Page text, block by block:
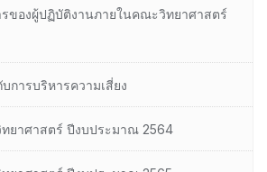
ของผู้ปฏิบัติงานภายในคณะวิทยาศาสตร์
การบริหารความเสี่ยง
ยาศาสตร์ ปีงบประมาณ 2564